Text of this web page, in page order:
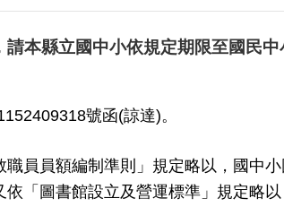
本縣立國中小依規定期限至國民
號函(諒達)。
員員額編制準則」規定略以，國中
「圖書館設立及營運標準」規定略